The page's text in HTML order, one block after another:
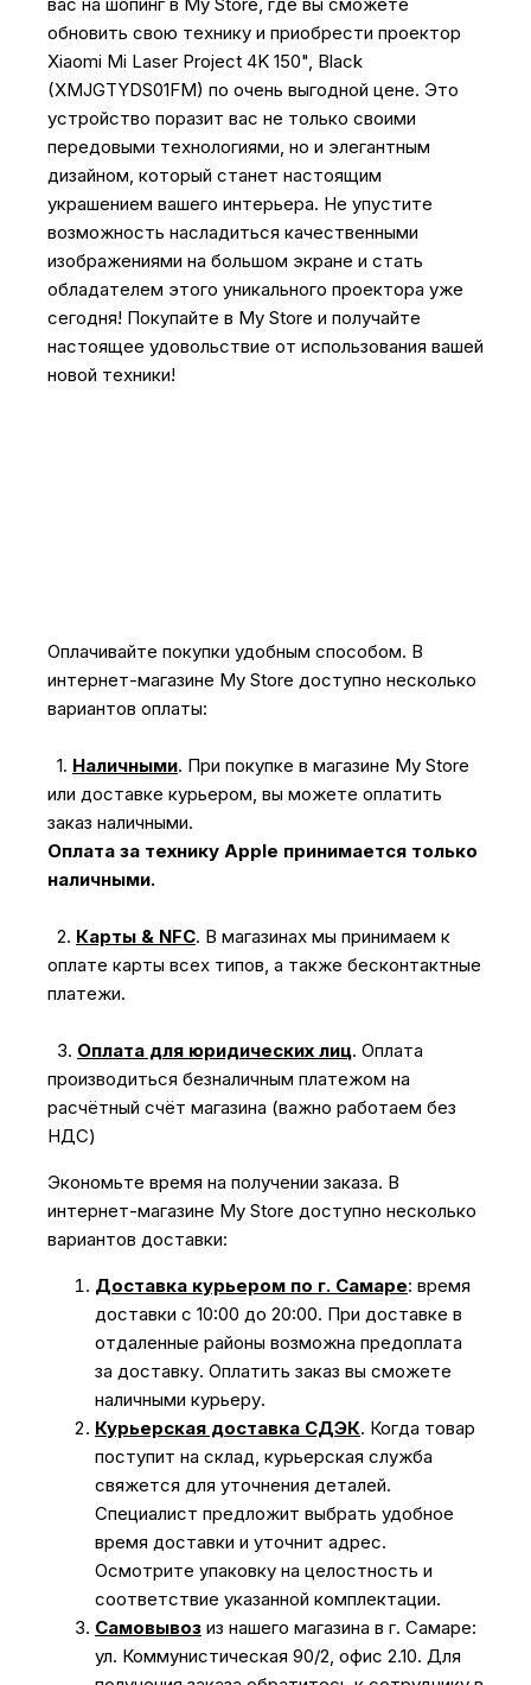
обновить свою технику и приобрести проектор
Xiaomi Mi Laser Project 4K 150", Black
(XMJGTYDS01FM) по очень выгодной цене. Это
устройство поразит вас не только своими
передовыми технологиями, но и элегантным
дизайном, который станет настоящим
украшением вашего интерьера. Не упустите
возможность насладиться качественными
изображениями на большом экране и стать
обладателем этого уникального проектора уже
сегодня! Покупайте в My Store и получайте
настоящее удовольствие от использования вашей
новой техники!
Оплачивайте покупки удобным способом. В
интернет-магазине My Store доступно несколько
вариантов оплаты:
1. Наличными. При покупке в магазине My Store
или доставке курьером, вы можете оплатить
заказ наличными.
Оплата за технику Apple принимается только
наличными.
2. Карты & NFC. В магазинах мы принимаем к
оплате карты всех типов, а также бесконтактные
платежи.
3. Оплата для юридических лиц. Оплата
производиться безналичным платежом на
расчётный счёт магазина (важно работаем без
НДС)
Экономьте время на получении заказа. В
интернет-магазине My Store доступно несколько
вариантов доставки:
Доставка курьером по г. Самаре: время
доставки с 10:00 до 20:00. При доставке в
отдаленные районы возможна предоплата
за доставку. Оплатить заказ вы сможете
наличными курьеру.
Курьерская доставка СДЭК. Когда товар
поступит на склад, курьерская служба
свяжется для уточнения деталей.
Специалист предложит выбрать удобное
время доставки и уточнит адрес.
Осмотрите упаковку на целостность и
соответствие указанной комплектации.
Самовывоз из нашего магазина в г. Самаре:
ул. Коммунистическая 90/2, офис 2.10. Для